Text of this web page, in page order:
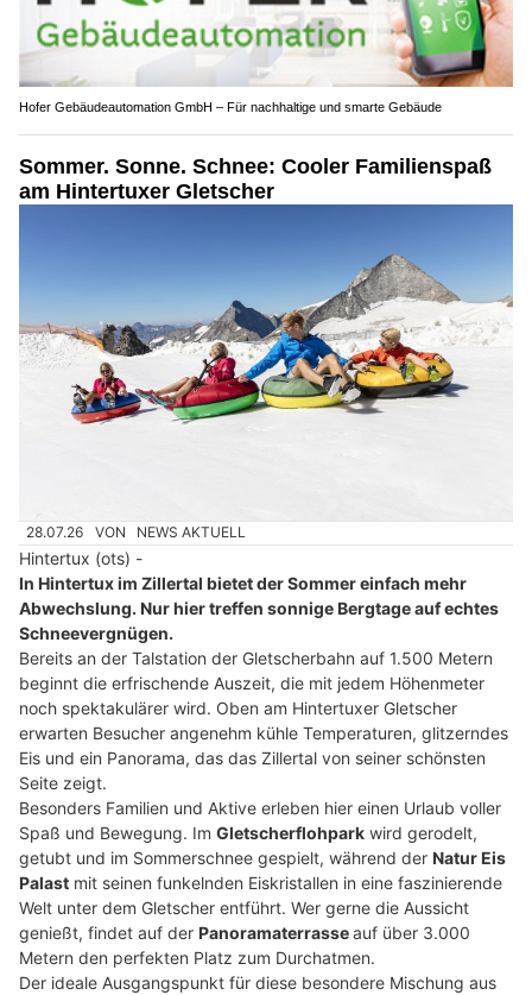
Hofer Gebäudeautomation GmbH – Für nachhaltige und smarte Gebäude
Sommer. Sonne. Schnee: Cooler Familienspaß
am Hintertuxer Gletscher
28.07.26 VON NEWS AKTUELL
Hintertux (ots) -
In Hintertux im Zillertal bietet der Sommer einfach mehr
Abwechslung. Nur hier treffen sonnige Bergtage auf echtes
Schneevergnügen.
Bereits an der Talstation der Gletscherbahn auf 1.500 Metern
beginnt die erfrischende Auszeit, die mit jedem Höhenmeter
noch spektakulärer wird. Oben am Hintertuxer Gletscher
erwarten Besucher angenehm kühle Temperaturen, glitzerndes
Eis und ein Panorama, das das Zillertal von seiner schönsten
Seite zeigt.
Besonders Familien und Aktive erleben hier einen Urlaub voller
Spaß und Bewegung. Im Gletscherflohpark wird gerodelt,
getubt und im Sommerschnee gespielt, während der Natur Eis
Palast mit seinen funkelnden Eiskristallen in eine faszinierende
Welt unter dem Gletscher entführt. Wer gerne die Aussicht
genießt, findet auf der Panoramaterrasseauf über 3.000
Metern den perfekten Platz zum Durchatmen.
Der ideale Ausgangspunkt für diese besondere Mischung aus